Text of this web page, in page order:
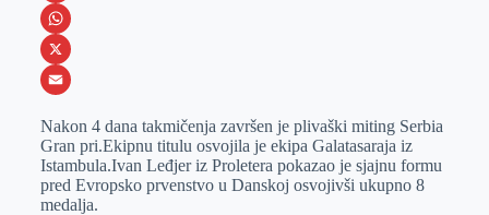
e
b
o
k
s
s
e
g
e
r
i
n
k
d
I
n
V
i
b
r
W
h
t
s
A
X
m
a
i
Nakon 4 dana takmičenja završen je plivaški miting Serbia
Gran pri.Ekipnu titulu osvojila je ekipa Galatasaraja iz
Istambula.Ivan Leđjer iz Proletera pokazao je sjajnu formu
pred Evropsko prvenstvo u Danskoj osvojivši ukupno 8
medalja.